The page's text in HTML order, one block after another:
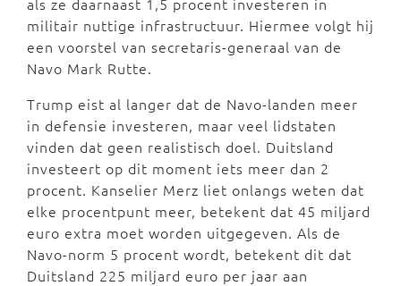
militair nuttige infrastructuur. Hiermee volgt hij
een voorstel van secretaris-generaal van de
Navo Mark Rutte.
Trump eist al langer dat de Navo-landen meer
in defensie investeren, maar veel lidstaten
vinden dat geen realistisch doel. Duitsland
investeert op dit moment iets meer dan 2
procent. Kanselier Merz liet onlangs weten dat
elke procentpunt meer, betekent dat 45 miljard
euro extra moet worden uitgegeven. Als de
Navo-norm 5 procent wordt, betekent dit dat
Duitsland 225 miljard euro per jaar aan